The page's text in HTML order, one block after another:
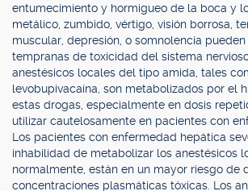
entumecimiento y hormigueo de la boca y
metálico, zumbido, vértigo, visión borrosa,
muscular, depresión, o somnolencia
tempranas de toxicidad del sistema
anestésicos locales del tipo amida, tales
levobupivacaína, son metabolizados por el
estas drogas, especialmente en dosis
utilizar cautelosamente en pacientes con
Los pacientes con enfermedad hepática
inhabilidad de metabolizar los anestésicos
normalmente, están en un mayor riesgo de
concentraciones plasmáticas tóxicas. Los